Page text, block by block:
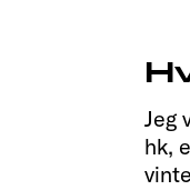
Jeg
hk,